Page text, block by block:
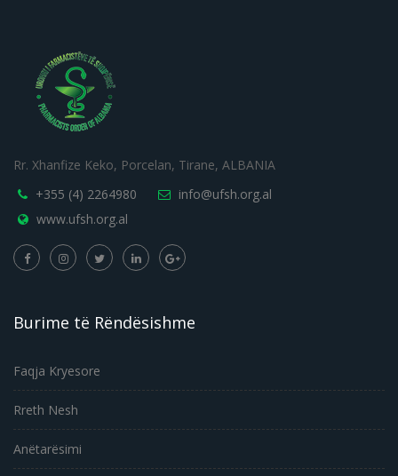
Rr. Xhanfize Keko, Porcelan, Tirane, ALBANIA
+355 (4) 2264980
info@ufsh.org.al
www.ufsh.org.al
Burime të Rëndësishme
Faqja Kryesore
Rreth Nesh
Anëtarësimi